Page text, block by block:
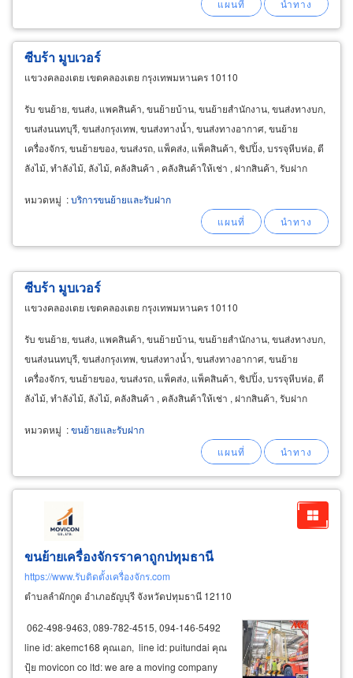
ซีบร้า มูบเวอร์
แขวงคลองเตย เขตคลองเตย กรุงเทพมหานคร 10110
รับ ขนย้าย, ขนส่ง, แพคสินค้า, ขนย้ายบ้าน, ขนย้ายสำนักงาน, ขนส่งทางบก,
ขนส่งนนทบุรี, ขนส่งกรุงเทพ, ขนส่งทางน้ำ, ขนส่งทางอากาศ, ขนย้าย
เครื่องจักร, ขนย้ายของ, ขนส่งรถ, แพ็คส่ง, แพ็คสินค้า, ชิปปิ้ง, บรรจุหีบห่อ, ตี
ลังไม้, ทำลังไม้, ลังไม้, คลังสินค้า , คลังสินค้าให้เช่า , ฝากสินค้า, รับฝาก
หมวดหมู่ :บริการขนย้ายและรับฝาก
ซีบร้า มูบเวอร์
แขวงคลองเตย เขตคลองเตย กรุงเทพมหานคร 10110
รับ ขนย้าย, ขนส่ง, แพคสินค้า, ขนย้ายบ้าน, ขนย้ายสำนักงาน, ขนส่งทางบก,
ขนส่งนนทบุรี, ขนส่งกรุงเทพ, ขนส่งทางน้ำ, ขนส่งทางอากาศ, ขนย้าย
เครื่องจักร, ขนย้ายของ, ขนส่งรถ, แพ็คส่ง, แพ็คสินค้า, ชิปปิ้ง, บรรจุหีบห่อ, ตี
ลังไม้, ทำลังไม้, ลังไม้, คลังสินค้า , คลังสินค้าให้เช่า , ฝากสินค้า, รับฝาก
หมวดหมู่ :ขนย้ายและรับฝาก
ขนย้ายเครื่องจักรราคาถูกปทุมธานี
https://www.รับติดตั้งเครื่องจักร.com
ตำบลลำผักกูด อำเภอธัญบุรี จังหวัดปทุมธานี 12110
062-498-9463, 089-782-4515, 094-146-5492
line id: akemc168 คุณเอก, line id: puitundai คุณ
ปุ้ย movicon co ltd: we are a moving company